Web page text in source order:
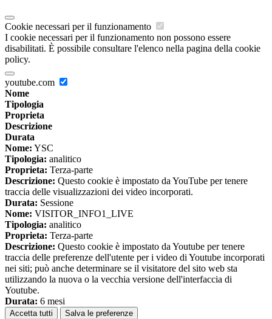
Cookie necessari per il funzionamento
I cookie necessari per il funzionamento non possono essere
disabilitati. È possibile consultare l'elenco nella pagina della cookie
policy.
youtube.com
Nome
Tipologia
Proprieta
Descrizione
Durata
Nome: YSC
Tipologia: analitico
Proprieta: Terza-parte
Descrizione: Questo cookie è impostato da YouTube per tenere
traccia delle visualizzazioni dei video incorporati.
Durata: Sessione
Nome: VISITOR_INFO1_LIVE
Tipologia: analitico
Proprieta: Terza-parte
Descrizione: Questo cookie è impostato da Youtube per tenere
traccia delle preferenze dell'utente per i video di Youtube incorporati
nei siti; può anche determinare se il visitatore del sito web sta
utilizzando la nuova o la vecchia versione dell'interfaccia di
Youtube.
Durata: 6 mesi
Accetta tutti Salva le preferenze